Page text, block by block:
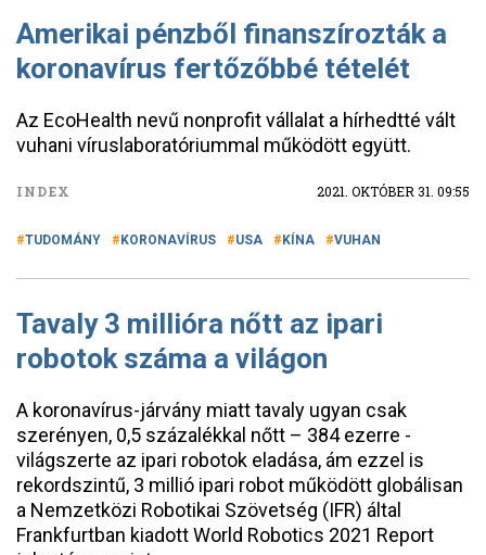
Amerikai pénzből finanszírozták a
koronavírus fertőzőbbé tételét
Az EcoHealth nevű nonprofit vállalat a hírhedtté vált
vuhani víruslaboratóriummal működött együtt.
INDEX 2021. OKTÓBER 31. 09:55
TUDOMÁNY KORONAVÍRUS USA KÍNA VUHAN
Tavaly 3 millióra nőtt az ipari
robotok száma a világon
A koronavírus-járvány miatt tavaly ugyan csak
szerényen, 0,5 százalékkal nőtt – 384 ezerre -
világszerte az ipari robotok eladása, ám ezzel is
rekordszintű, 3 millió ipari robot működött globálisan
a Nemzetközi Robotikai Szövetség (IFR) által
Frankfurtban kiadott World Robotics 2021 Report